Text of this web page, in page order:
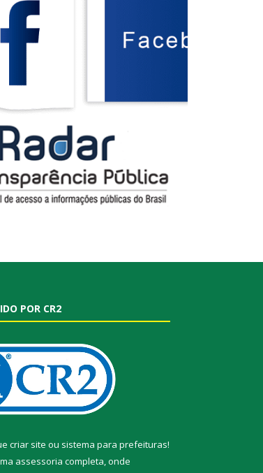
POR CR2
criar site ou sistema para prefeituras!
assessoria completa, onde